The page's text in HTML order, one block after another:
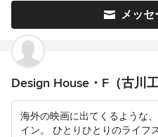
メッセ
Design House・F（古川工
海外の映画に出てくるような
イン。 ひとりひとりのライフ